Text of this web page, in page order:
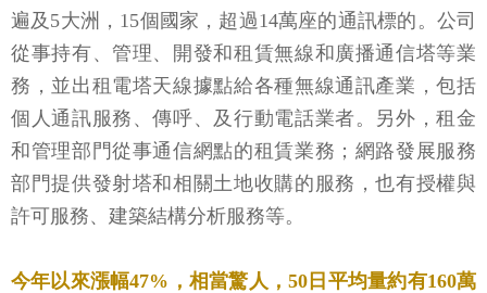
遍及5大洲，15個國家，超過14萬座的通訊標的。公司
從事持有、管理、開發和租賃無線和廣播通信塔等業
務，並出租電塔天線據點給各種無線通訊產業，包括
個人通訊服務、傳呼、及行動電話業者。另外，租金
和管理部門從事通信網點的租賃業務；網路發展服務
部門提供發射塔和相關土地收購的服務，也有授權與
許可服務、建築結構分析服務等。
今年以來漲幅47%，相當驚人，50日平均量約有160萬